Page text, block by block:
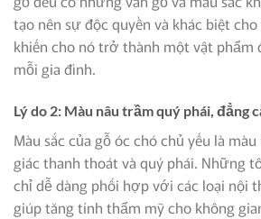
tạo nên sự độc quyền và khác biệt
khiến cho nó trở thành một vật phẩm
mỗi gia đình.
Lý do 2: Màu nâu trầm quý phái, đẳng
Màu sắc của gỗ óc chó chủ yếu là
giác thanh thoát và quý phái. Những
chỉ dễ dàng phối hợp với các loại nội
giúp tăng tính thẩm mỹ cho không